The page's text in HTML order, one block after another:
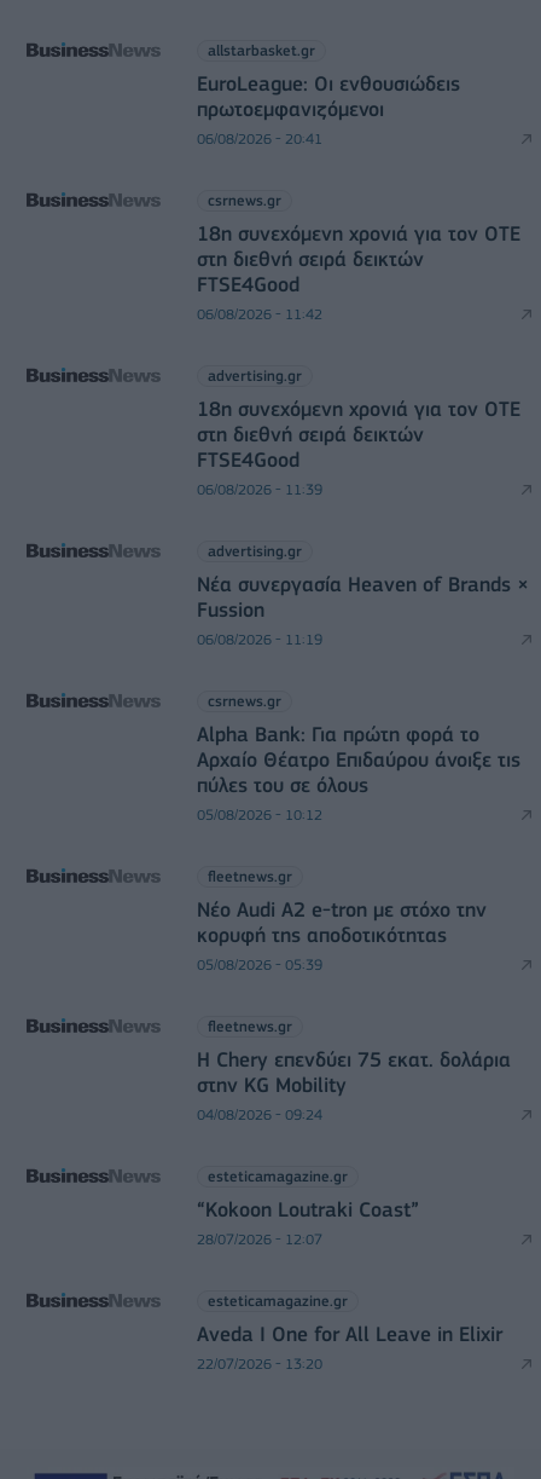
allstarbasket.gr
EuroLeague: Οι ενθουσιώδεις
πρωτοεμφανιζόμενοι
06/08/2026 - 20:41
csrnews.gr
18η συνεχόμενη χρονιά για τον ΟΤΕ
στη διεθνή σειρά δεικτών
FTSE4Good
06/08/2026 - 11:42
advertising.gr
18η συνεχόμενη χρονιά για τον ΟΤΕ
στη διεθνή σειρά δεικτών
FTSE4Good
06/08/2026 - 11:39
advertising.gr
Νέα συνεργασία Heaven of Brands ×
Fussion
06/08/2026 - 11:19
csrnews.gr
Alpha Bank: Για πρώτη φορά το
Αρχαίο Θέατρο Επιδαύρου άνοιξε τις
πύλες του σε όλους
05/08/2026 - 10:12
fleetnews.gr
Νέο Audi A2 e-tron με στόχο την
κορυφή της αποδοτικότητας
05/08/2026 - 05:39
fleetnews.gr
Η Chery επενδύει 75 εκατ. δολάρια
στην KG Mobility
04/08/2026 - 09:24
esteticamagazine.gr
“Kokoon Loutraki Coast”
28/07/2026 - 12:07
esteticamagazine.gr
Aveda I One for All Leave in Elixir
22/07/2026 - 13:20